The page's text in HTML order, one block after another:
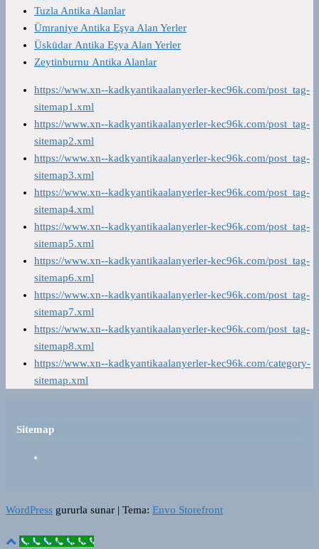
Tuzla Antika Alanlar
Ümraniye Antika Eşya Alan Yerler
Üsküdar Antika Eşya Alan Yerler
Zeytinburnu Antika Alanlar
https://www.xn--kadkyantikaalanyerler-kec96k.com/post_tag-
sitemap1.xml
https://www.xn--kadkyantikaalanyerler-kec96k.com/post_tag-
sitemap2.xml
https://www.xn--kadkyantikaalanyerler-kec96k.com/post_tag-
sitemap3.xml
https://www.xn--kadkyantikaalanyerler-kec96k.com/post_tag-
sitemap4.xml
https://www.xn--kadkyantikaalanyerler-kec96k.com/post_tag-
sitemap5.xml
https://www.xn--kadkyantikaalanyerler-kec96k.com/post_tag-
sitemap6.xml
https://www.xn--kadkyantikaalanyerler-kec96k.com/post_tag-
sitemap7.xml
https://www.xn--kadkyantikaalanyerler-kec96k.com/post_tag-
sitemap8.xml
https://www.xn--kadkyantikaalanyerler-kec96k.com/category-
sitemap.xml
Sitemap
WordPress gururla sunar | Tema: Envo Storefront
Call Now Button